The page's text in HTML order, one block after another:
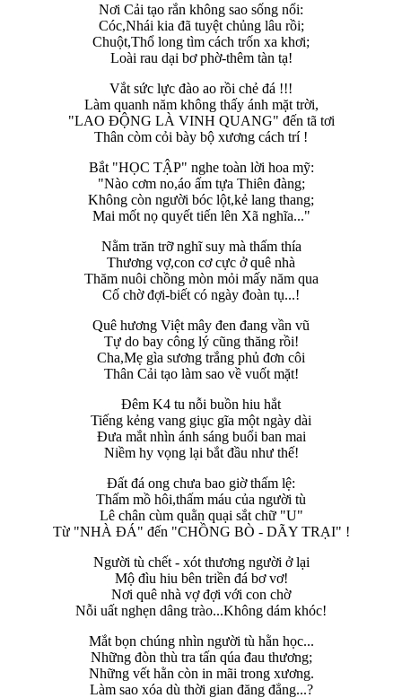
Nơi Cải tạo rắn không sao sống nổi:
Cóc,Nhái kia đã tuyệt chủng lâu rồi;
Chuột,Thổ long tìm cách trốn xa khơi;
Loài rau dại bơ phờ-thêm tàn tạ!
Vắt sức lực đào ao rồi chẻ đá !!!
Làm quanh năm không thấy ánh mặt trời,
"LAO ĐỘNG LÀ VINH QUANG" đến tã tơi
Thân còm cỏi bày bộ xương cách trí !
Bắt "HỌC TẬP" nghe toàn lời hoa mỹ:
"Nào cơm no,áo ấm tựa Thiên đàng;
Không còn người bóc lột,kẻ lang thang;
Mai mốt nọ quyết tiến lên Xã nghĩa..."
Nằm trăn trỡ nghĩ suy mà thấm thía
Thương vợ,con cơ cực ở quê nhà
Thăm nuôi chồng mòn mỏi mấy năm qua
Cố chờ đợi-biết có ngày đoàn tụ...!
Quê hương Việt mây đen đang vần vũ
Tự do bay công lý cũng thăng rồi!
Cha,Mẹ gìa sương trắng phủ đơn côi
Thân Cải tạo làm sao về vuốt mặt!
Đêm K4 tu nỗi buồn hiu hắt
Tiếng kẻng vang giục gĩa một ngày dài
Đưa mắt nhìn ánh sáng buổi ban mai
Niềm hy vọng lại bắt đầu như thế!
Đất đá ong chưa bao giờ thấm lệ:
Thấm mồ hôi,thấm máu của người tù
Lê chân cùm quằn quại sắt chữ "U"
Từ "NHÀ ĐÁ" đến "CHỒNG BÒ - DÃY TRẠI" !
Người tù chết - xót thương người ở lại
Mộ đìu hiu bên triền đá bơ vơ!
Nơi quê nhà vợ đợi với con chờ
Nỗi uất nghẹn dâng trào...Không dám khóc!
Mắt bọn chúng nhìn người tù hằn học...
Những đòn thù tra tấn qúa đau thương;
Những vết hằn còn in mãi trong xương.
Làm sao xóa dù thời gian đăng đẳng...?